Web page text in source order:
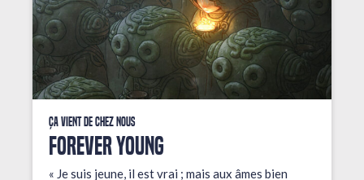
Ça vient de chez nous
FOREVER YOUNG
« Je suis jeune, il est vrai ; mais aux âmes bien